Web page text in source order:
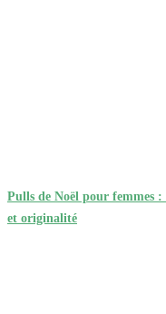
Pulls de Noël pour femmes
et originalité